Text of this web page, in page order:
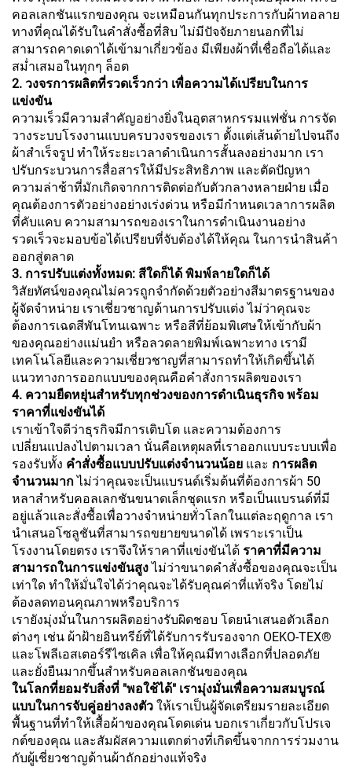
คอลเลกชันแรกของคุณ จะเหมือนกันทุกประการกับผ้าทอลาย
ทางที่คุณได้รับในคำสั่งซื้อที่สิบ ไม่มีปัจจัยภายนอกที่ไม่
สามารถคาดเดาได้เข้ามาเกี่ยวข้อง มีเพียงผ้าที่เชื่อถือได้และ
สม่ำเสมอในทุกๆ ล็อต
2. วงจรการผลิตที่รวดเร็วกว่า เพื่อความได้เปรียบในการ
แข่งขัน
ความเร็วมีความสำคัญอย่างยิ่งในอุตสาหกรรมแฟชั่น การจัด
วางระบบโรงงานแบบครบวงจรของเรา ตั้งแต่เส้นด้ายไปจนถึง
ผ้าสำเร็จรูป ทำให้ระยะเวลาดำเนินการสั้นลงอย่างมาก เรา
ปรับกระบวนการสื่อสารให้มีประสิทธิภาพ และตัดปัญหา
ความล่าช้าที่มักเกิดจากการติดต่อกับตัวกลางหลายฝ่าย เมื่อ
คุณต้องการตัวอย่างอย่างเร่งด่วน หรือมีกำหนดเวลาการผลิต
ที่คับแคบ ความสามารถของเราในการดำเนินงานอย่าง
รวดเร็วจะมอบข้อได้เปรียบที่จับต้องได้ให้คุณ ในการนำสินค้า
ออกสู่ตลาด
3. การปรับแต่งทั้งหมด: สีใดก็ได้ พิมพ์ลายใดก็ได้
วิสัยทัศน์ของคุณไม่ควรถูกจำกัดด้วยตัวอย่างสีมาตรฐานของ
ผู้จัดจำหน่าย เราเชี่ยวชาญด้านการปรับแต่ง ไม่ว่าคุณจะ
ต้องการเฉดสีพันโทนเฉพาะ หรือสีที่ย้อมพิเศษให้เข้ากับผ้า
ของคุณอย่างแม่นยำ หรือลวดลายพิมพ์เฉพาะทาง เรามี
เทคโนโลยีและความเชี่ยวชาญที่สามารถทำให้เกิดขึ้นได้
แนวทางการออกแบบของคุณคือคำสั่งการผลิตของเรา
4. ความยืดหยุ่นสำหรับทุกช่วงของการดำเนินธุรกิจ พร้อม
ราคาที่แข่งขันได้
เราเข้าใจดีว่าธุรกิจมีการเติบโต และความต้องการ
เปลี่ยนแปลงไปตามเวลา นั่นคือเหตุผลที่เราออกแบบระบบเพื่อ
รองรับทั้ง คำสั่งซื้อแบบปรับแต่งจำนวนน้อย และ การผลิต
จำนวนมากไม่ว่าคุณจะเป็นแบรนด์เริ่มต้นที่ต้องการผ้า 50
หลาสำหรับคอลเลกชันขนาดเล็กชุดแรก หรือเป็นแบรนด์ที่มี
อยู่แล้วและสั่งซื้อเพื่อวางจำหน่ายทั่วโลกในแต่ละฤดูกาล เรา
นำเสนอโซลูชันที่สามารถขยายขนาดได้ เพราะเราเป็น
โรงงานโดยตรง เราจึงให้ราคาที่แข่งขันได้ ราคาที่มีความ
สามารถในการแข่งขันสูงไม่ว่าขนาดคำสั่งซื้อของคุณจะเป็น
เท่าใด ทำให้มั่นใจได้ว่าคุณจะได้รับคุณค่าที่แท้จริง โดยไม่
ต้องลดทอนคุณภาพหรือบริการ
เรายังมุ่งมั่นในการผลิตอย่างรับผิดชอบ โดยนำเสนอตัวเลือก
ต่างๆ เช่น ผ้าฝ้ายอินทรีย์ที่ได้รับการรับรองจาก OEKO-TEX®
และโพลีเอสเตอร์รีไซเคิล เพื่อให้คุณมีทางเลือกที่ปลอดภัย
และยั่งยืนมากขึ้นสำหรับคอลเลกชันของคุณ
ในโลกที่ยอมรับสิ่งที่ "พอใช้ได้" เรามุ่งมั่นเพื่อความสมบูรณ์
แบบในการจับคู่อย่างลงตัว ให้เราเป็นผู้จัดเตรียมรายละเอียด
พื้นฐานที่ทำให้เสื้อผ้าของคุณโดดเด่น บอกเราเกี่ยวกับโปรเจ
กต์ของคุณ และสัมผัสความแตกต่างที่เกิดขึ้นจากการร่วมงาน
กับผู้เชี่ยวชาญด้านผ้าถักอย่างแท้จริง